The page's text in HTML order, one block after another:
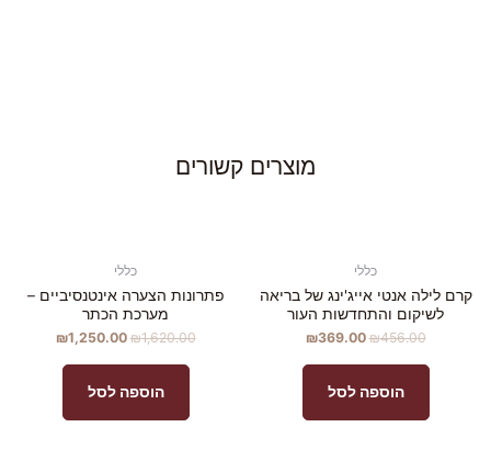
מוצרים קשורים
כללי
קרם לילה אנטי אייג'ינג של בריאה
לשיקום והתחדשות העור
₪456.00
₪369.00
הוספה לסל
כללי
פתרונות הצערה אינטנסיביים –
מערכת הכתר
₪1,620.00
₪1,250.00
הוספה לסל